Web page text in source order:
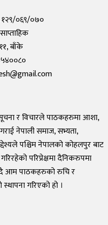
१२९/०६९/०७०
बाँके
र विचारले पाठकहरुमा आशा,
नेपाली समाज, सभ्यता,
पश्चिम नेपालको कोहलपुर बाट
परिप्रेक्षमा दैनिकरुपमा
आम पाठकहरुको रुचि र
गरिएको हो ।